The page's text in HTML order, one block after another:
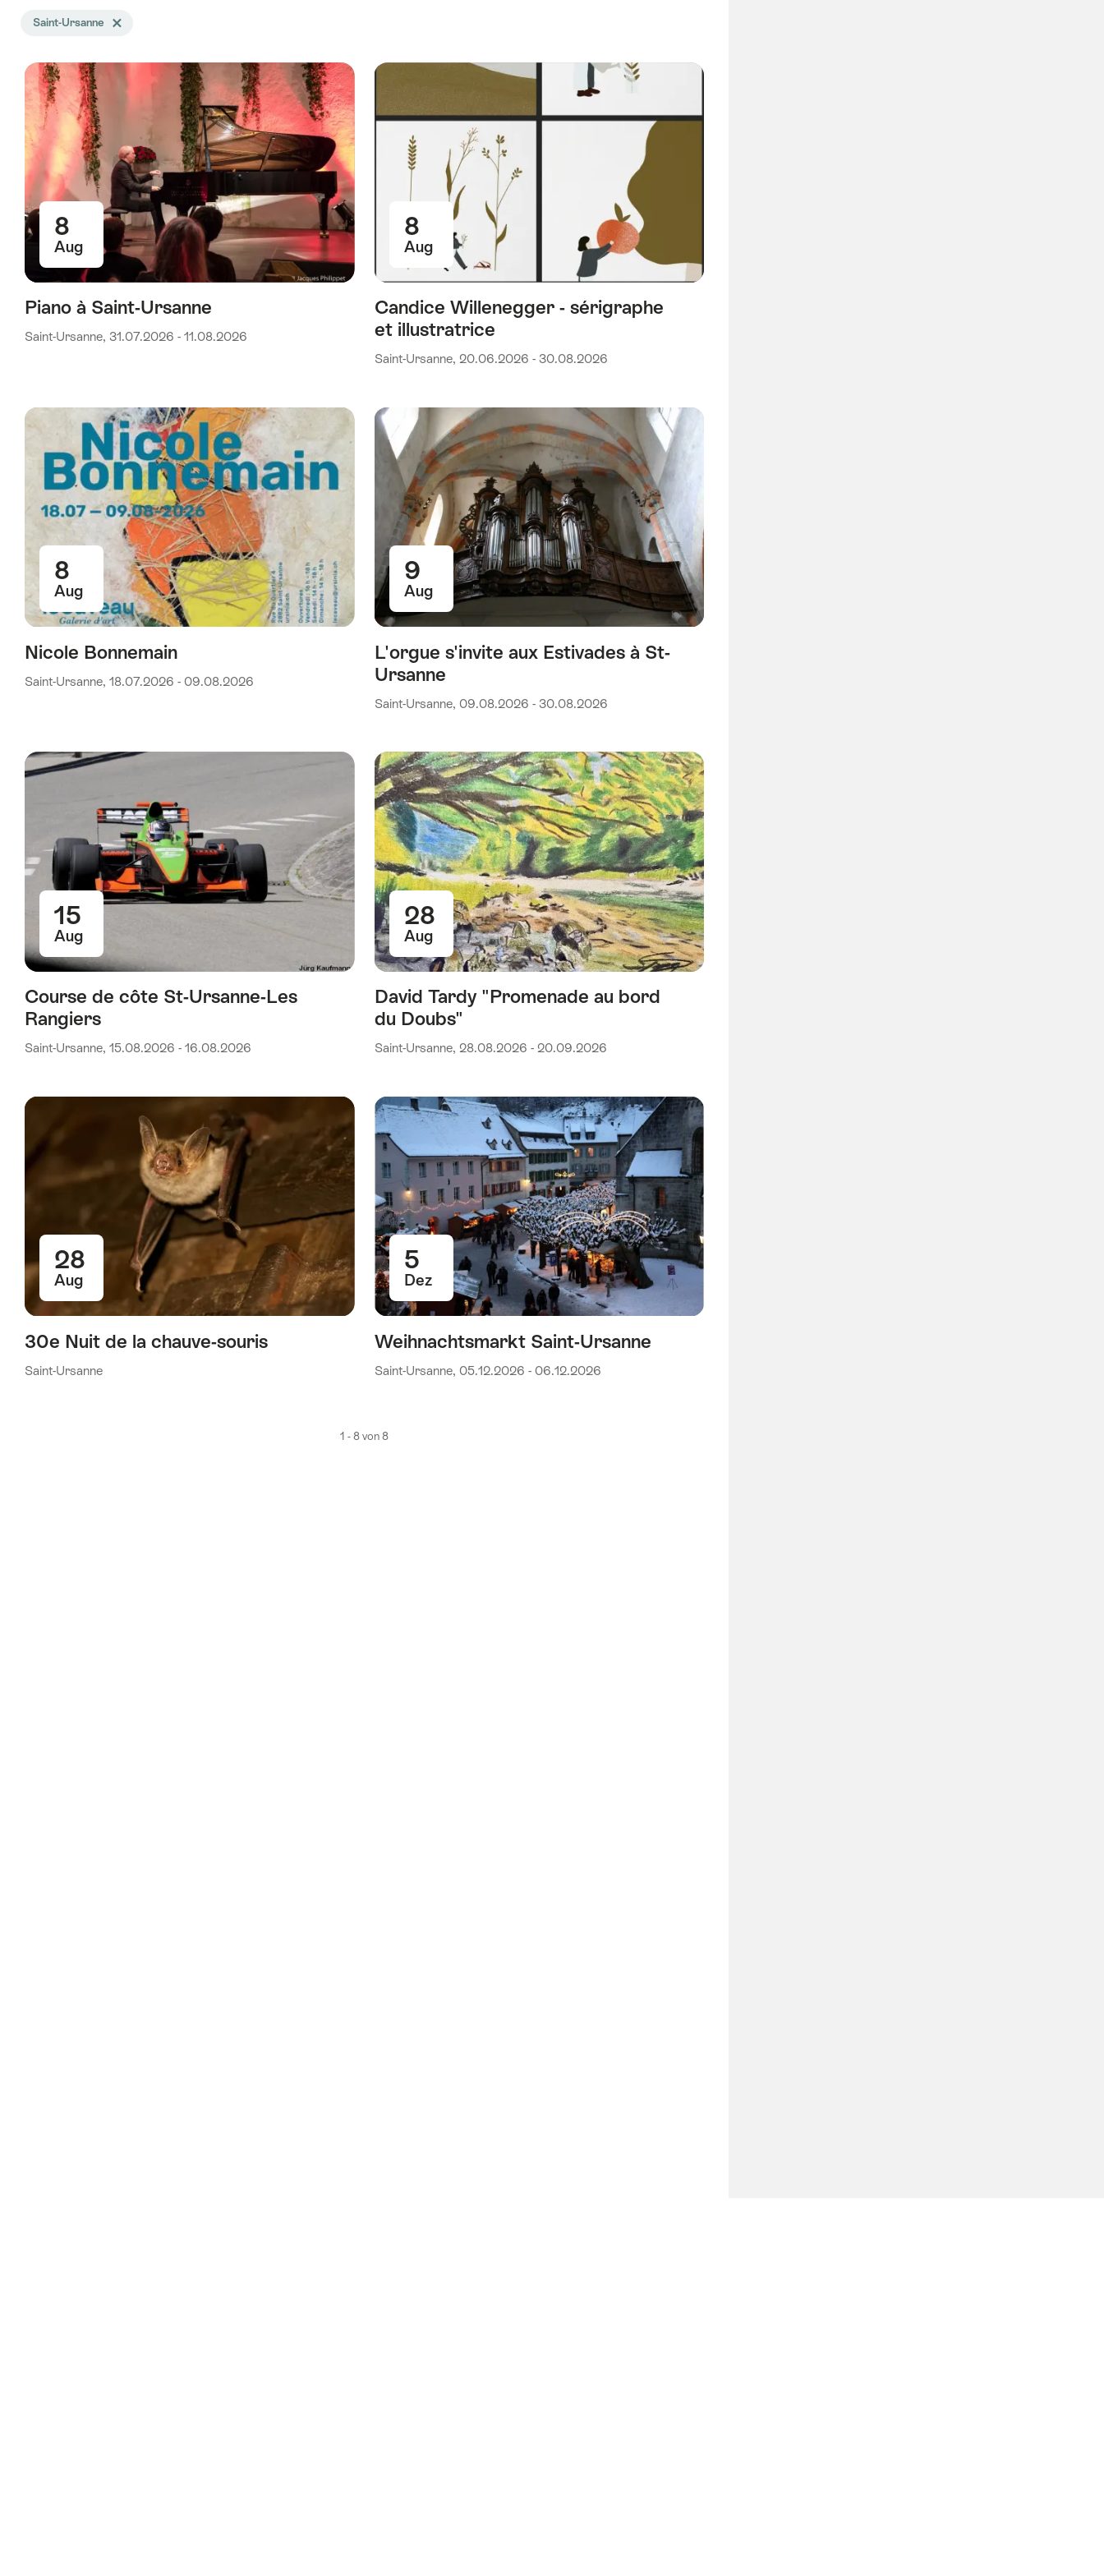
Die
wurde
nach
folgenden
Tags
gefiltert
Saint-UrsanneTag Saint-Ursanne löschen
8
Aug
Piano à Saint-Ursanne
Saint-Ursanne, 31.07.2026 - 11.08.2026
8
Aug
Candice Willenegger - sérigraphe
et illustratrice
Saint-Ursanne, 20.06.2026 - 30.08.2026
8
Aug
Nicole Bonnemain
Saint-Ursanne, 18.07.2026 - 09.08.2026
9
Aug
L'orgue s'invite aux Estivades à St-
Ursanne
Saint-Ursanne, 09.08.2026 - 30.08.2026
15
Aug
Course de côte St-Ursanne-Les
Rangiers
Saint-Ursanne, 15.08.2026 - 16.08.2026
28
Aug
David Tardy "Promenade au bord
du Doubs"
Saint-Ursanne, 28.08.2026 - 20.09.2026
28
Aug
30e Nuit de la chauve-souris
Saint-Ursanne
5
Dez
Weihnachtsmarkt Saint-Ursanne
Saint-Ursanne, 05.12.2026 - 06.12.2026
1 - 8 von 8